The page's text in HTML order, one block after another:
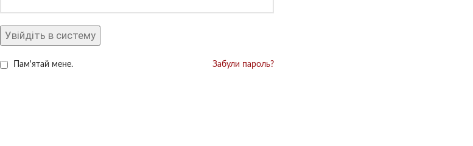
Увійдіть в систему
Забули пароль?
Пам'ятай мене.